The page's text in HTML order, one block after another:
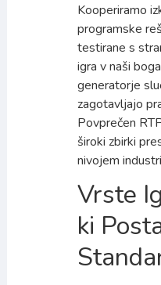
Kooperiramo
programske
testirane s
igra v naši
generatorje
zagotavljajo
Povprečen
široki zbirki
nivojem
Vrste
ki